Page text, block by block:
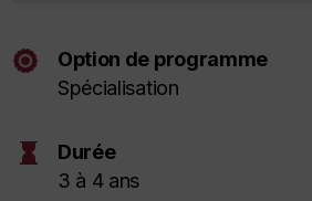
Option de programme
Spécialisation
hourglass
Durée
3 à 4 ans